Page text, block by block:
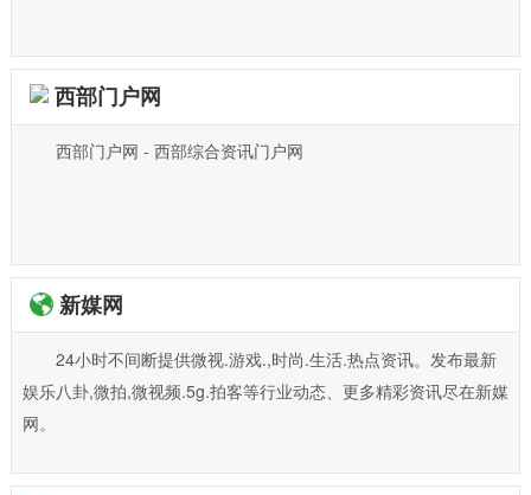
西部门户网
西部门户网 - 西部综合资讯门户网
新媒网
24小时不间断提供微视.游戏.,时尚.生活.热点资讯。发布最新
娱乐八卦,微拍,微视频.5g.拍客等行业动态、更多精彩资讯尽在新媒
网。